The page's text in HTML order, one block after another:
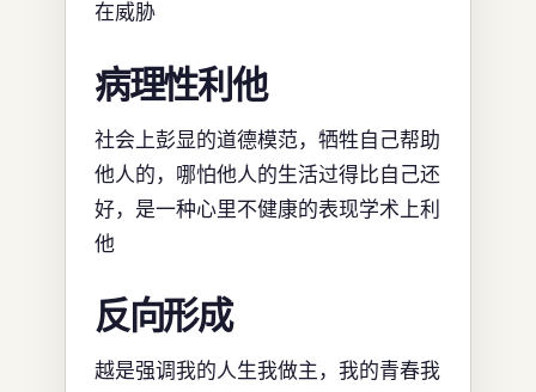
在威胁
病理性利他
社会上彭显的道德模范，牺牲自己帮助
他人的，哪怕他人的生活过得比自己还
好，是一种心里不健康的表现学术上利
他
反向形成
越是强调我的人生我做主，我的青春我